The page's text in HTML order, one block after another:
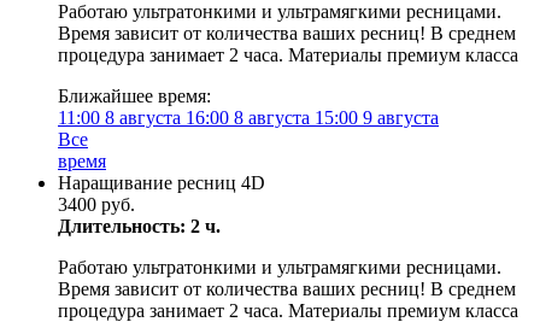
Работаю ультратонкими и ультрамягкими ресницами.
Время зависит от количества ваших ресниц! В среднем
процедура занимает 2 часа. Материалы премиум класса
Ближайшее время:
11:00 8 августа 16:00 8 августа 15:00 9 августа
Все
время
Наращивание ресниц 4D
3400 руб.
Длительность: 2 ч.
Работаю ультратонкими и ультрамягкими ресницами.
Время зависит от количества ваших ресниц! В среднем
процедура занимает 2 часа. Материалы премиум класса